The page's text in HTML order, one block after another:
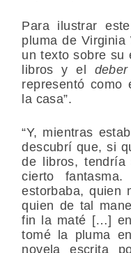
Para ilustrar
pluma de Virginia
un texto sobre su
libros y el
representó como
la casa”.
“Y, mientras
descubrí que, si
de libros,
cierto
estorbaba, quien
quien de tal
fin la maté […]
tomé la pluma
novela escrita